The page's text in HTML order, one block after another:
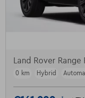
Land Rover Range
0 km
Hybrid